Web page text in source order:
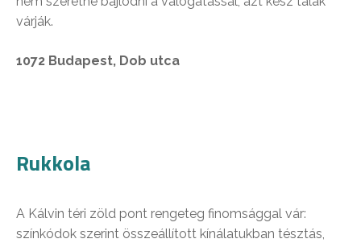
várják.
1072 Budapest, Dob utca
Rukkola
A Kálvin téri zöld pont rengeteg finomsággal vár:
színkódok szerint összeállított kínálatukban tésztás,